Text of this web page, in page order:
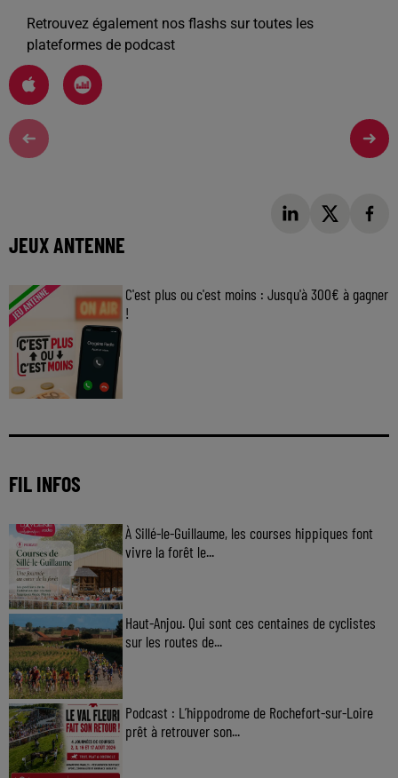
Retrouvez également nos flashs sur toutes les
plateformes de podcast
JEUX ANTENNE
C'est plus ou c'est moins : Jusqu'à 300€ à gagner
!
FIL INFOS
À Sillé-le-Guillaume, les courses hippiques font
vivre la forêt le...
Haut-Anjou. Qui sont ces centaines de cyclistes
sur les routes de...
Podcast : L’hippodrome de Rochefort-sur-Loire
prêt à retrouver son...